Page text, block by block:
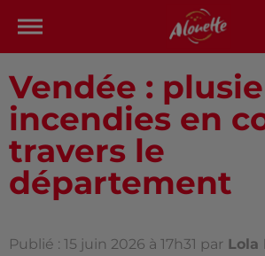
Vendée :
incendies en
travers le
département
Publié : 15 juin 2026 à 17h31 par Lola